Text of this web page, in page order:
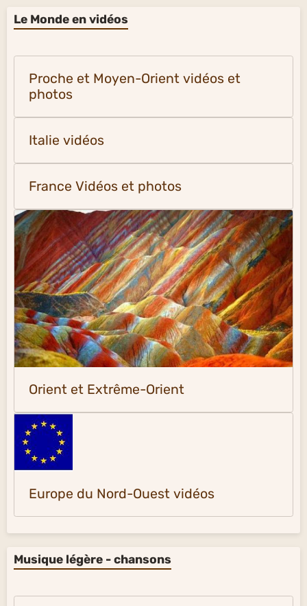
Le Monde en vidéos
Proche et Moyen-Orient vidéos et
photos
Italie vidéos
France Vidéos et photos
Orient et Extrême-Orient
Europe du Nord-Ouest vidéos
Musique légère - chansons